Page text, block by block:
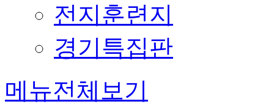
전지훈련지
경기특집판
메뉴전체보기